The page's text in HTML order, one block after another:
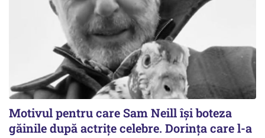
Motivul pentru care Sam Neill își boteza
găinile după actrițe celebre. Dorința care l-a